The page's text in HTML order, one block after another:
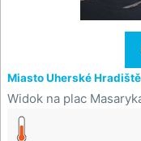
Miasto Uherské
Widok na plac